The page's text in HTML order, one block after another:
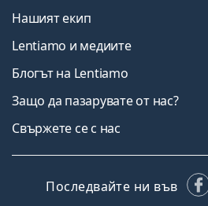
Нашият екип
Lentiamo и медиите
Блогът на Lentiamo
Защо да пазарувате от нас?
Свържете се с нас
Последвайте ни във